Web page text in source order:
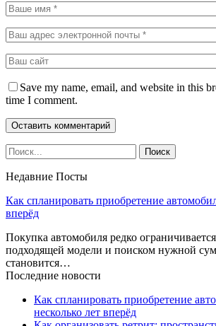
Save my name, email, and website in this
time I comment.
Недавние Посты
Как спланировать приобретение
вперёд
Покупка автомобиля редко
подходящей модели и поиском нужной
становится…
Последние новости
Как спланировать приобретение
несколько лет вперёд